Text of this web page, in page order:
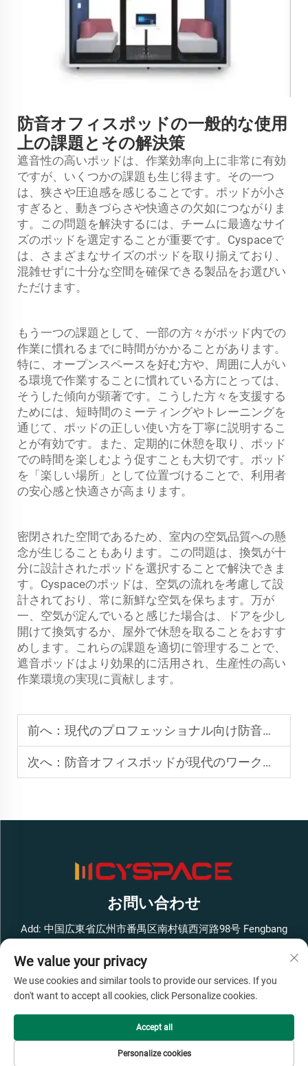
防音オフィスポッドの一般的な使用
上の課題とその解決策
遮音性の高いポッドは、作業効率向上に非常に有効
ですが、いくつかの課題も生じ得ます。その一つ
は、狭さや圧迫感を感じることです。ポッドが小さ
すぎると、動きづらさや快適さの欠如につながりま
す。この問題を解決するには、チームに最適なサイ
ズのポッドを選定することが重要です。Cyspaceで
は、さまざまなサイズのポッドを取り揃えており、
混雑せずに十分な空間を確保できる製品をお選びい
ただけます。
もう一つの課題として、一部の方々がポッド内での
作業に慣れるまでに時間がかかることがあります。
特に、オープンスペースを好む方や、周囲に人がい
る環境で作業することに慣れている方にとっては、
そうした傾向が顕著です。こうした方々を支援する
ためには、短時間のミーティングやトレーニングを
通じて、ポッドの正しい使い方を丁寧に説明するこ
とが有効です。また、定期的に休憩を取り、ポッド
での時間を楽しむよう促すことも大切です。ポッド
を「楽しい場所」として位置づけることで、利用者
の安心感と快適さが高まります。
密閉された空間であるため、室内の空気品質への懸
念が生じることもあります。この問題は、換気が十
分に設計されたポッドを選択することで解決できま
す。Cyspaceのポッドは、空気の流れを考慮して設
計されており、常に新鮮な空気を保ちます。万が
一、空気が淀んでいると感じた場合は、ドアを少し
開けて換気するか、屋外で休憩を取ることをおすす
めします。これらの課題を適切に管理することで、
遮音ポッドはより効果的に活用され、生産性の高い
作業環境の実現に貢献します。
前へ： 現代のプロフェッショナル向け防音ワークポッドの最新トレンド
次へ： 防音オフィスポッドが現代のワークスペースに不可欠な理由
お問い合わせ
Add: 中国広東省広州市番禺区南村镇西河路98号 Fengbang
電話番号： +86-13316062192
メールアドレス：[email protected]
著作権 © 広州Cyspace知能設備有限公司、すべての権利を保
プライバシーポリシー- わかった
We value your privacy
We use cookies and similar tools to provide our services. If you
don't want to accept all cookies, click Personalize cookies.
Personalize cookies
Accept all